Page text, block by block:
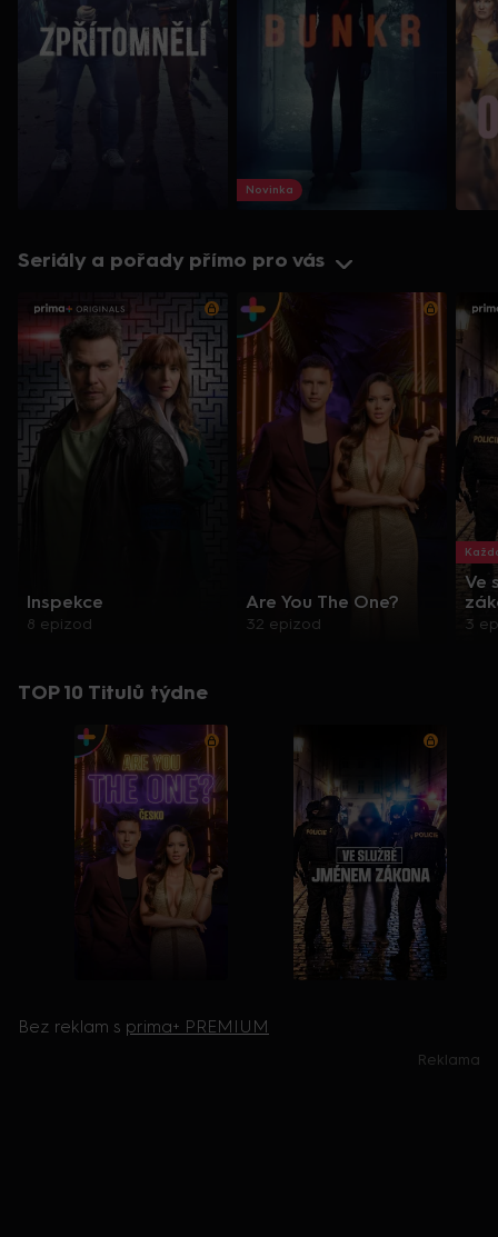
Novinka
Seriály a pořady přímo pro vás
Inspekce
8 epizod
Are You The One?
32 epizod
Ve
3
TOP 10 Titulů týdne
Bez reklam s prima+ PREMIUM
Reklama